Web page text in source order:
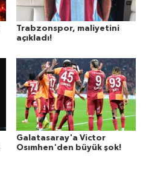
Trabzonspor, maliyetini
açıkladı!
Galatasaray'a Victor
Osımhen'den büyük şok!